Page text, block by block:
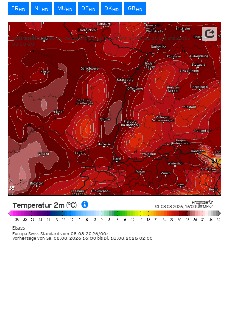
FRHD NLHD MUHD DEHD DKHD GBHD
Prognose für
Sa. 08.08.2026,16:00 UhrMESZ
Elsass
Europa Swiss Standardvom 08.08.2026/00z
Temperatur 2m (°C)
Updatezeiten: ca. 05:15-09:30 Uhr, 11:15-15:30 Uhr, 17:15-21:30 Uhr und 23:15-
03:30 Uhr
Vorhersage von Sa. 08.08.2026 16:00 bis Di. 18.08.2026 02:00